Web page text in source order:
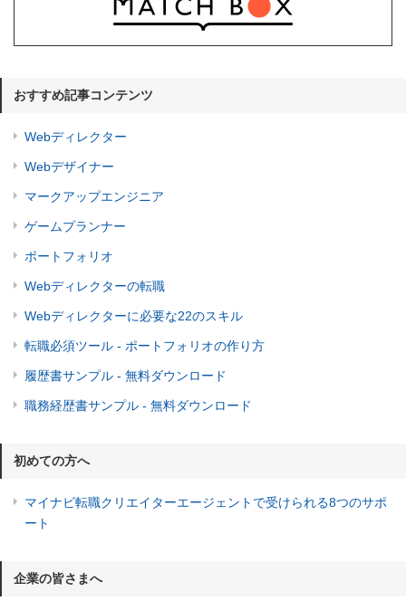
おすすめ記事コンテンツ
Webディレクター
Webデザイナー
マークアップエンジニア
ゲームプランナー
ポートフォリオ
Webディレクターの転職
Webディレクターに必要な22のスキル
転職必須ツール - ポートフォリオの作り方
履歴書サンプル - 無料ダウンロード
職務経歴書サンプル - 無料ダウンロード
初めての方へ
マイナビ転職クリエイターエージェントで受けられる8つのサポ
ート
企業の皆さまへ